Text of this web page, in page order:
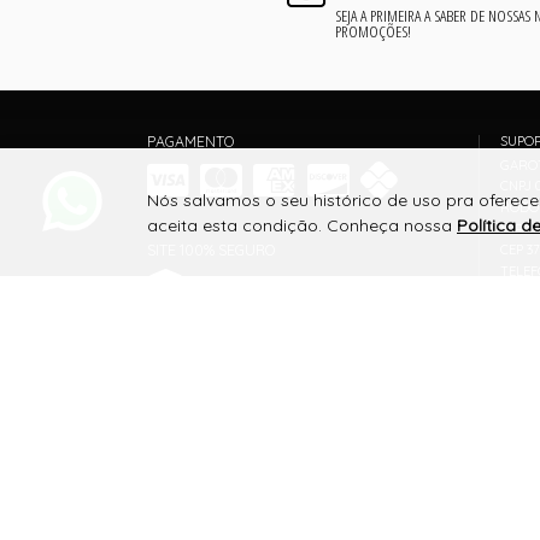
SEJA A PRIMEIRA A SABER DE NOSSAS
PROMOÇÕES!
PAGAMENTO
Nós salvamos o seu histórico de uso pra
aceita esta condição. Conheça nossa Política